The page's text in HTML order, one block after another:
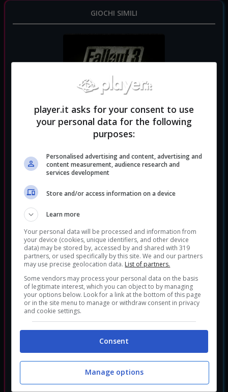
GIOCHI SIMILI
Genere:RPG|Sparatutto
Fallout 4
Genere:RPG|Sparatutto
player.it asks for your consent to use
your personal data for the following
purposes:
Personalised advertising and content, advertising and
content measurement, audience research and
services development
Store and/or access information on a device
Learn more
Your personal data will be processed and information from
your device (cookies, unique identifiers, and other device
data) may be stored by, accessed by and shared with 319
partners, or used specifically by this site. We and our partners
may use precise geolocation data. List of partners.
Some vendors may process your personal data on the basis
of legitimate interest, which you can object to by managing
your options below. Look for a link at the bottom of this page
or in the site menu to manage or withdraw consent in privacy
and cookie settings.
Consent
Manage options